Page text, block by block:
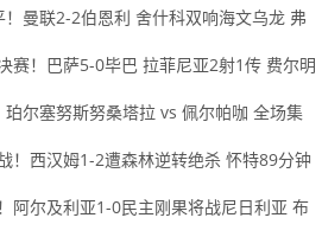
曼联2-2伯恩利 舍什科双响海文乌龙 弗
赛！巴萨5-0毕巴 拉菲尼亚2射1传 费尔明
尔塞努斯努桑塔拉 vs 佩尔帕咖 全场集
！西汉姆1-2遭森林逆转绝杀 怀特89分钟
阿尔及利亚1-0民主刚果将战尼日利亚 布